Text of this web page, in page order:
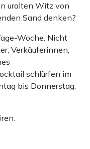
uralten Witz von
Sand denken?
Woche. Nicht
Verkäuferinnen,
schlürfen im
bis Donnerstag,